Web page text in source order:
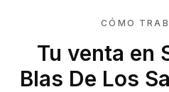
CÓMO
Tu venta en
Blas De Los